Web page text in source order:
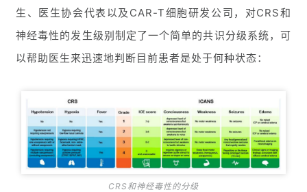
生、医生协会代表以及CAR-T细胞研发公司，对CRS和
神经毒性的发生级别制定了一个简单的共识分级系统，可
以帮助医生来迅速地判断目前患者是处于何种状态：
CRS和神经毒性的分级